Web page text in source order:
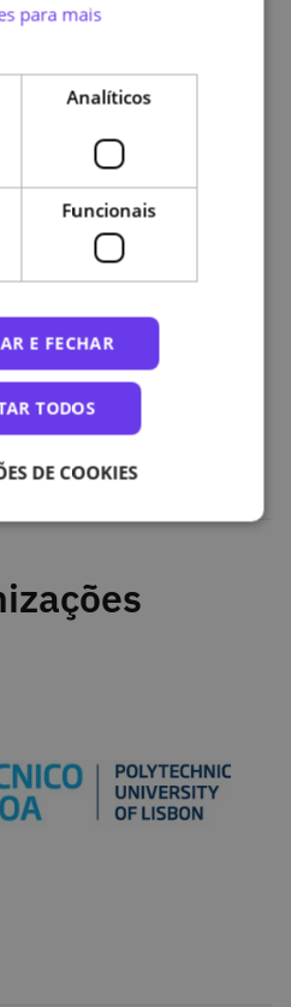
(Sistema Europeu de
de Créditos),
de trabalho.
para mais
Analíticos
Funcionais
E FECHAR
TODOS
DE COOKIES